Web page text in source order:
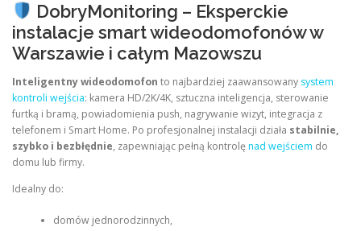
DobryMonitoring – Eksperckie
instalacje smart wideodomofonów w
Warszawie i całym Mazowszu
Inteligentny wideodomofon to najbardziej zaawansowany system
kontroli wejścia: kamera HD/2K/4K, sztuczna inteligencja, sterowanie
furtką i bramą, powiadomienia push, nagrywanie wizyt, integracja z
telefonem i Smart Home. Po profesjonalnej instalacji działa stabilnie,
szybko i bezbłędnie, zapewniając pełną kontrolęnad wejściem do
domu lub firmy.
Idealny do:
domów jednorodzinnych,